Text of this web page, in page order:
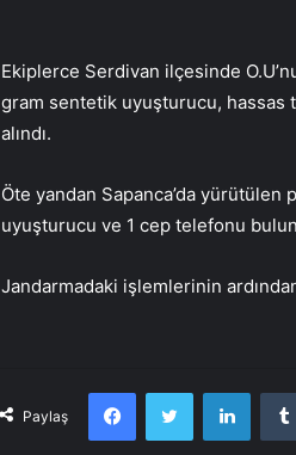
Ekiplerce Serdivan ilçesinde
gram sentetik uyuşturucu, hassas
alındı.
Öte yandan Sapanca’da yürütülen
uyuşturucu ve 1 cep telefonu
Jandarmadaki işlemlerinin
Paylaş
FacebookTwitter